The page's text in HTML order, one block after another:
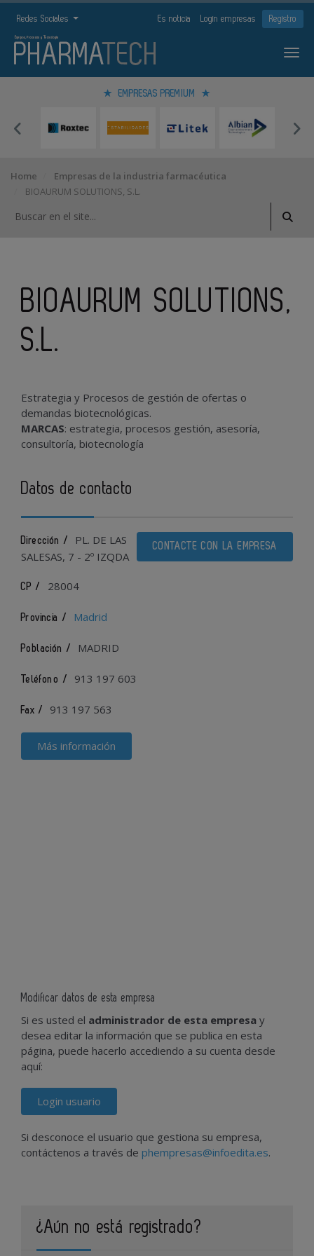
Redes Sociales Es noticia Login empresas Registro
EMPRESAS PREMIUM
Home
Empresas de la industria farmacéutica
BIOAURUM SOLUTIONS, S.L.
BIOAURUM SOLUTIONS,
S.L.
Estrategia y Procesos de gestión de ofertas o
demandas biotecnológicas.
MARCAS: estrategia, procesos gestión, asesoría,
consultoría, biotecnología
Datos de contacto
CONTACTE CON LA EMPRESA
Dirección /
PL. DE LAS
SALESAS, 7 - 2º IZQDA
CP / 28004
Provincia / Madrid
Población / MADRID
Teléfono / 913 197 603
Fax / 913 197 563
Más información
Modificar datos de esta empresa
Si es usted el administrador de esta empresa y
desea editar la información que se publica en esta
página, puede hacerlo accediendo a su cuenta desde
aquí:
Login usuario
Si desconoce el usuario que gestiona su empresa,
contáctenos a través de phempresas@infoedita.es.
¿Aún no está registrado?